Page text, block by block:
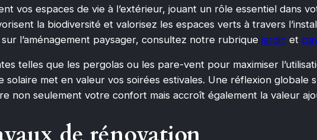
vos espaces de vie à l’extérieur, jouant un rôle essentiel dans
la biodiversité et valorisez les espaces verts à travers
l’aménagement paysager, consultez notre rubrique jardin et
telles que les pergolas ou les pare-vent pour maximiser
solaire met en valeur vos soirées estivales. Une réflexion globale
non seulement votre confort mais accroît également la valeur